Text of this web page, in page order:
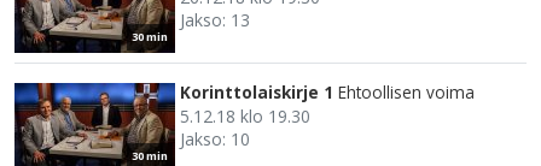
30 min
Jakso: 13
30 min
Korinttolaiskirje 1 Ehtoollisen voima
5.12.18 klo 19.30
Jakso: 10